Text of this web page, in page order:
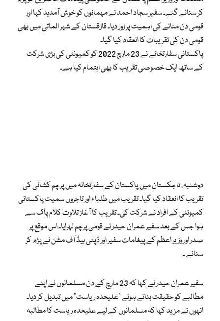
کر سنائے گئے۔ سفیر سجاد احمد نے مہمانوں کو خوش آمدید کہا اور
قومی دن منانے کی اہمیت پر زور دیا۔ قازقستان کے شہر الماتی میں بھی
قومی دن کی تقریبات کا انعقاد کیا گیا۔
پاکستانی سفارتخانے نے 23 مارچ 2022 کو کمیونٹی کی بڑی شرکت
کے ساتھ ایک خصوصی تقریب کا بھی اہتمام کیا ہے۔
دوشنبہ، تاجکستان میں پاکستان کے سفارتخانہ میں پرچم کشائی کی
تقریب کا انعقاد کیا گیا۔ تقریب میں طلباء اور تاجروں سمیت پاکستانی
کمیونٹی کے افراد نے شرکت کی۔ تقریب کا آغاز تلاوت کلام پاک سے
ہوا جس کے بعد سفیر عمران حیدر نے قومی پرچم لہرایا۔ اس موقع پر
صدر اور وزیر اعظم کے پیغامات سفیر اور ڈپٹی ہیڈ آف مشن نے پڑھ کر
سنائے ۔
سفیر عمران حیدر نے کہا کہ 23 مارچ کے دن مسلمانوں نے اپنے
مطالبے کو حقیقت بناتے ہوئے “علیحدہ ریاست” میں تبدیل کر دیا۔
انہوں نے مزید کہا کہ مسلمانوں کے لیے علیحدہ ریاست کا مطالبہ